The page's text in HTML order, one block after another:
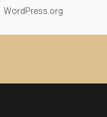
WordPress.org